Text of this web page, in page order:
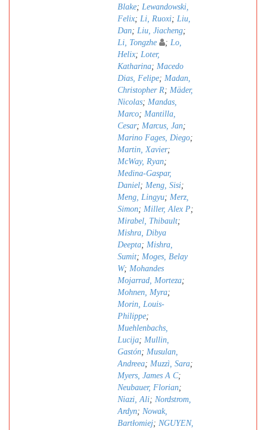
Blake; Lewandowski,
Felix; Li, Ruoxi; Liu,
Dan; Liu, Jiacheng;
Li, Tongzhe
; Lo,
Helix; Loter,
Katharina; Macedo
Dias, Felipe; Madan,
Christopher R; Mäder,
Nicolas; Mandas,
Marco; Mantilla,
Cesar; Marcus, Jan;
Marino Fages, Diego;
Martin, Xavier;
McWay, Ryan;
Medina-Gaspar,
Daniel; Meng, Sisi;
Meng, Lingyu; Merz,
Simon; Miller, Alex P;
Mirabel, Thibault;
Mishra, Dibya
Deepta; Mishra,
Sumit; Moges, Belay
W; Mohandes
Mojarrad, Morteza;
Mohnen, Myra;
Morin, Louis-
Philippe;
Muehlenbachs,
Lucija; Mullin,
Gastón; Musulan,
Andreea; Muzzì, Sara;
Myers, James A C;
Neubauer, Florian;
Niazi, Ali; Nordstrom,
Ardyn; Nowak,
Bartłomiej; NGUYEN,